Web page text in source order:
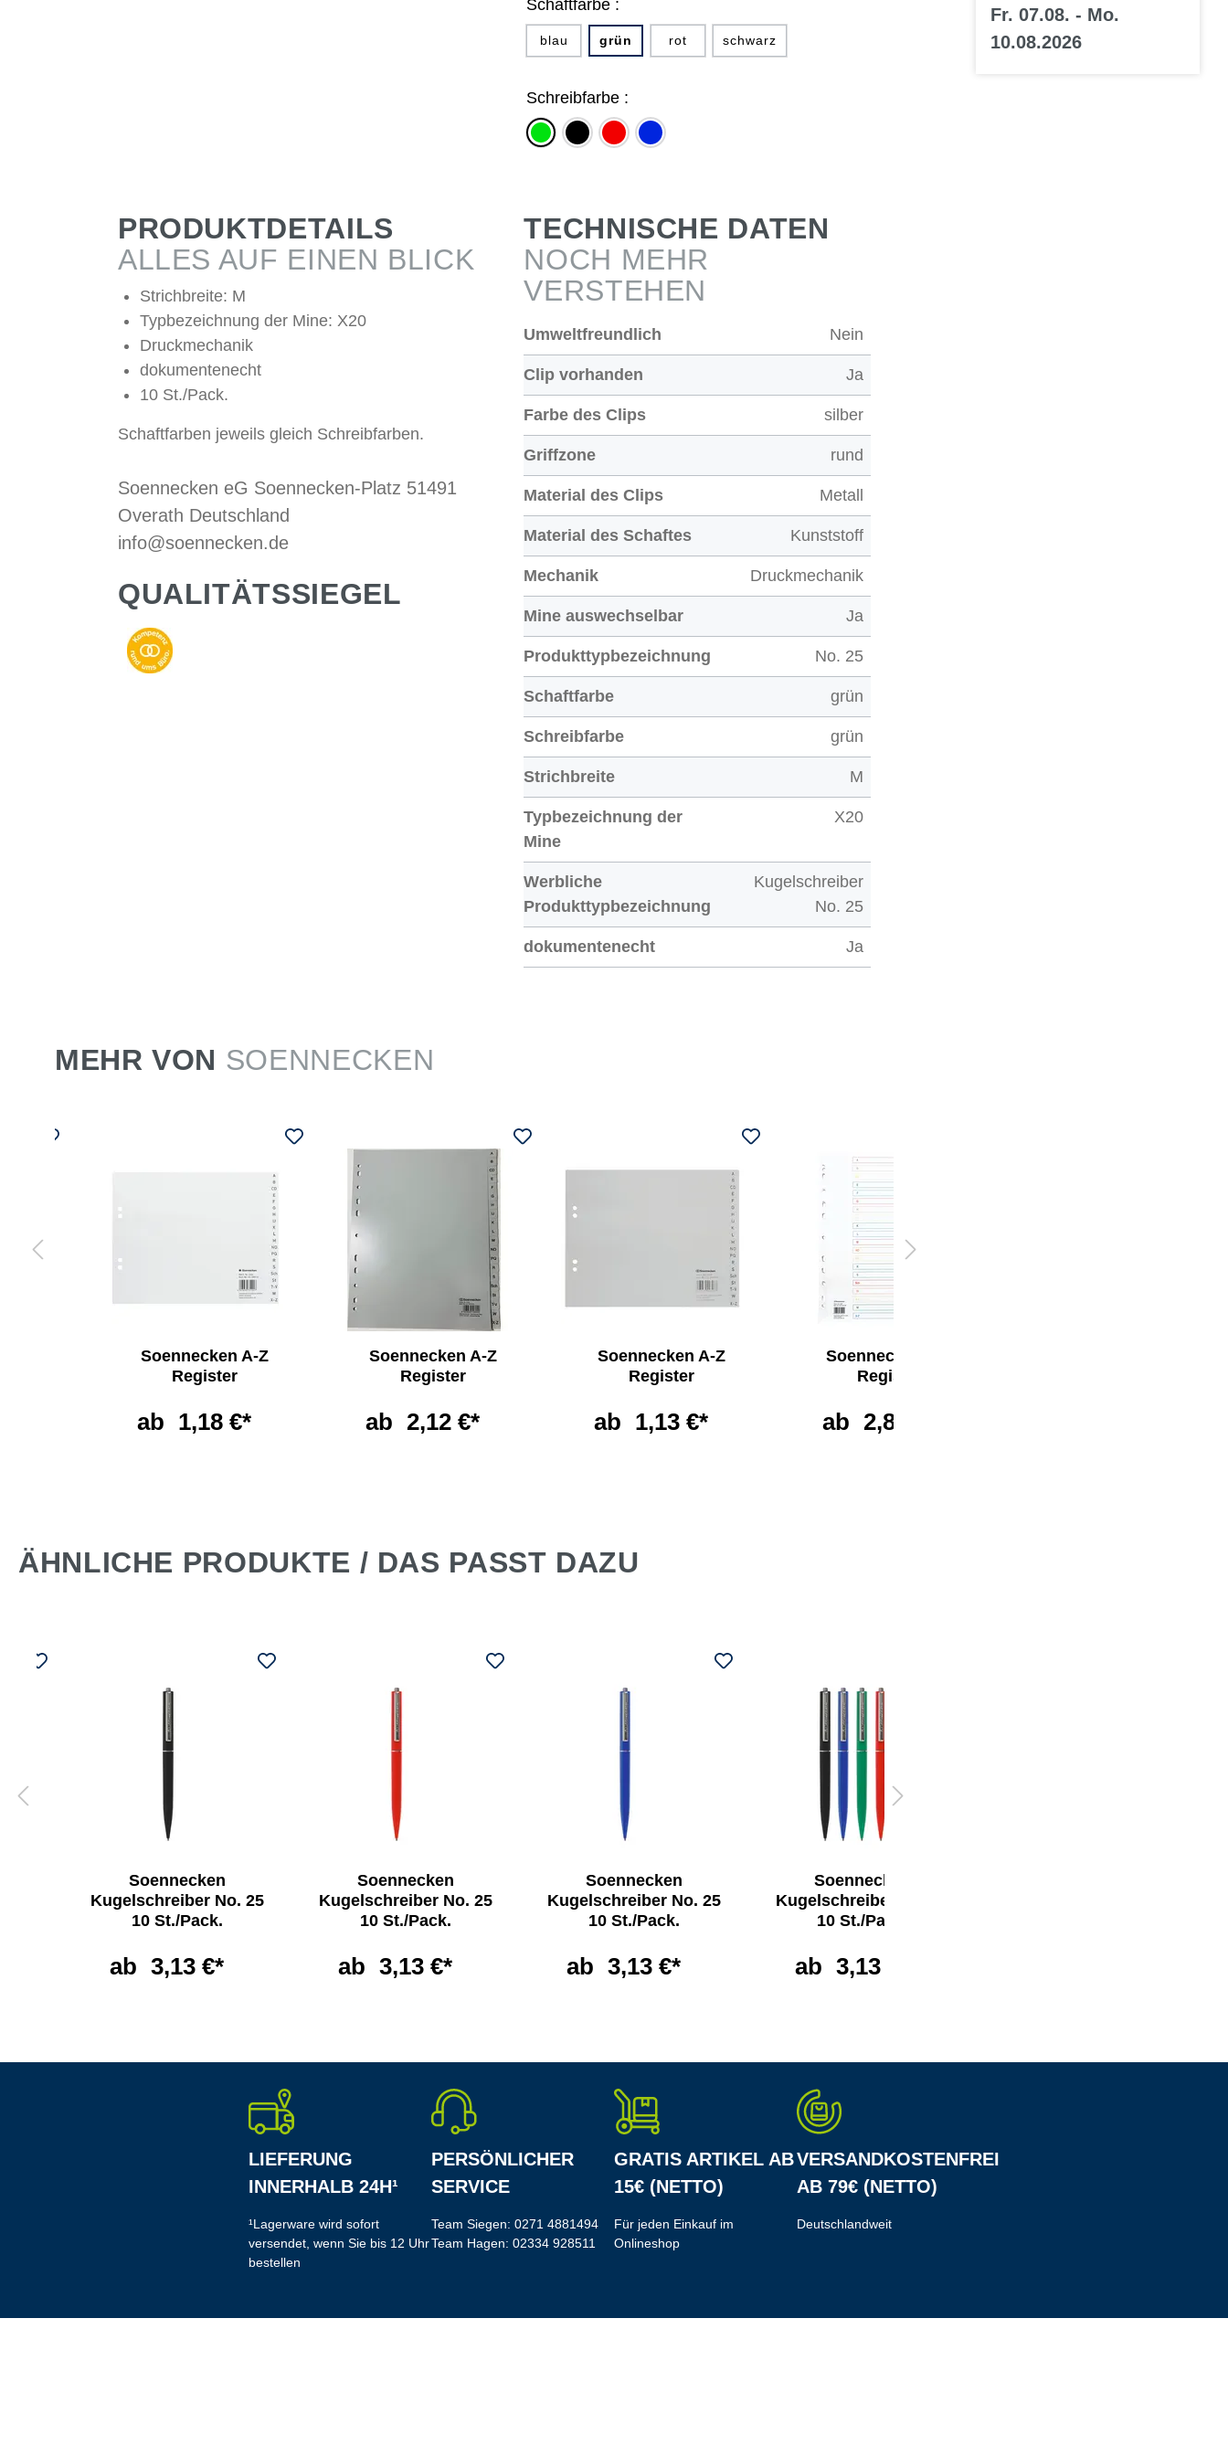
Schaftfarbe :
blau grün rot schwarz
Schreibfarbe :
grün schwarz
rot blau
Fr. 07.08. - Mo.
10.08.2026
PRODUKTDETAILS
ALLES AUF EINEN BLICK
Strichbreite: M
Typbezeichnung der Mine: X20
Druckmechanik
dokumentenecht
10 St./Pack.
Schaftfarben jeweils gleich Schreibfarben.
Soennecken eG Soennecken-Platz 51491
Overath Deutschland
info@soennecken.de
QUALITÄTSSIEGEL
TECHNISCHE DATEN
NOCH MEHR
VERSTEHEN
Umweltfreundlich Nein
Clip vorhanden Ja
Farbe des Clips silber
Griffzone rund
Material des Clips Metall
Material des Schaftes Kunststoff
Mechanik Druckmechanik
Mine auswechselbar Ja
Produkttypbezeichnung No. 25
Schaftfarbe grün
Schreibfarbe grün
Strichbreite M
Typbezeichnung der
Mine
X20
Werbliche
Produkttypbezeichnung
Kugelschreiber
No. 25
dokumentenecht Ja
MEHR VON SOENNECKEN
Soennecken A-Z
Register
ab 1,18 €*
Soennecken A-Z
Register
ab 2,12 €*
Soennecken A-Z
Register
ab 1,13 €*
Soennecken A-Z
Register
ab 2,87 €*
ÄHNLICHE PRODUKTE / DAS PASST DAZU
Soennecken
Kugelschreiber No. 25
10 St./Pack.
ab 3,13 €*
Soennecken
Kugelschreiber No. 25
10 St./Pack.
ab 3,13 €*
Soennecken
Kugelschreiber No. 25
10 St./Pack.
ab 3,13 €*
Soennecken
Kugelschreiber No. 25
10 St./Pack.
ab 3,13 €*
LIEFERUNG
INNERHALB 24H¹
¹Lagerware wird sofort
versendet, wenn Sie bis 12 Uhr
bestellen
PERSÖNLICHER
SERVICE
Team Siegen: 0271 4881494
Team Hagen: 02334 928511
GRATIS ARTIKEL AB
15€ (NETTO)
Für jeden Einkauf im
Onlineshop
VERSANDKOSTENFREI
AB 79€ (NETTO)
Deutschlandweit